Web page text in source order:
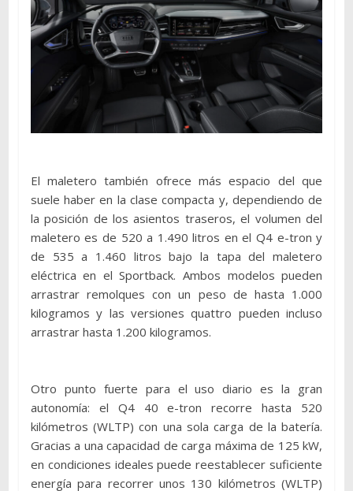
El maletero también ofrece más espacio del que
suele haber en la clase compacta y, dependiendo de
la posición de los asientos traseros, el volumen del
maletero es de 520 a 1.490 litros en el Q4 e-tron y
de 535 a 1.460 litros bajo la tapa del maletero
eléctrica en el Sportback. Ambos modelos pueden
arrastrar remolques con un peso de hasta 1.000
kilogramos y las versiones quattro pueden incluso
arrastrar hasta 1.200 kilogramos.
Otro punto fuerte para el uso diario es la gran
autonomía: el Q4 40 e-tron recorre hasta 520
kilómetros (WLTP) con una sola carga de la batería.
Gracias a una capacidad de carga máxima de 125 kW,
en condiciones ideales puede reestablecer suficiente
energía para recorrer unos 130 kilómetros (WLTP)